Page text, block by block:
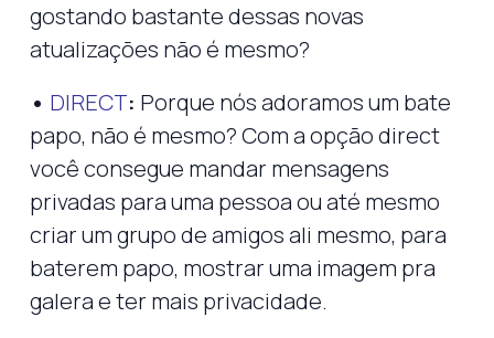
gostando bastante dessas novas
atualizações não é mesmo?
• DIRECT: Porque nós adoramos um bate
papo, não é mesmo? Com a opção direct
você consegue mandar mensagens
privadas para uma pessoa ou até mesmo
criar um grupo de amigos ali mesmo, para
baterem papo, mostrar uma imagem pra
galera e ter mais privacidade.